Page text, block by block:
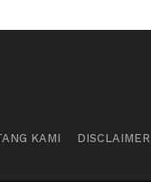
KAMI DISCLAIMER